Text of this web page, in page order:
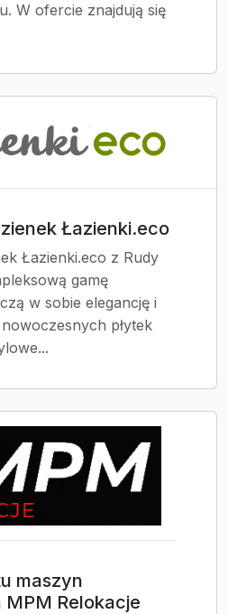
W ofercie znajdują się
Łazienki.eco
Łazienki.eco z Rudy
gamę
w sobie elegancję i
płytek
maszyn
MPM Relokacje